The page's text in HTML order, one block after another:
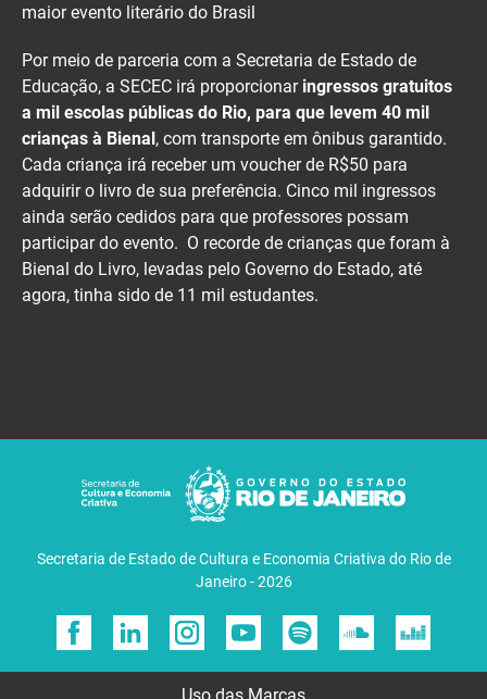
maior evento literário do Brasil
Por meio de parceria com a Secretaria de Estado de
Educação, a SECEC irá proporcionar ingressos gratuitos
a mil escolas públicas do Rio, para que levem 40 mil
crianças à Bienal, com transporte em ônibus garantido.
Cada criança irá receber um voucher de R$50 para
adquirir o livro de sua preferência. Cinco mil ingressos
ainda serão cedidos para que professores possam
participar do evento. O recorde de crianças que foram à
Bienal do Livro, levadas pelo Governo do Estado, até
agora, tinha sido de 11 mil estudantes.
Secretaria de Estado de Cultura e Economia Criativa do Rio de
Janeiro - 2026